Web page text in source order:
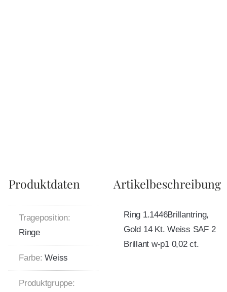
Produktdaten
Trageposition:
Ringe
Farbe: Weiss
Produktgruppe:
Artikelbeschreibung
Ring 1.1446Brillantring,
Gold 14 Kt. Weiss SAF 2
Brillant w-p1 0,02 ct.